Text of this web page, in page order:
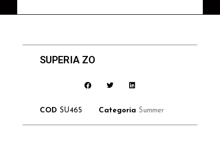
SUPERIA ZO
COD SU465 Categoria Summer